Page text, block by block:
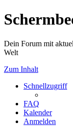
Dein Forum mit
Welt
Zum Inhalt
Schnellzugriff
FAQ
Kalender
Anmelden